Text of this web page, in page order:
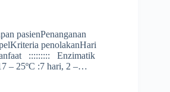
pasienPenanganan
penolakanHari
::::::::: Enzimatik
– 25ºC :7 hari, 2 –…